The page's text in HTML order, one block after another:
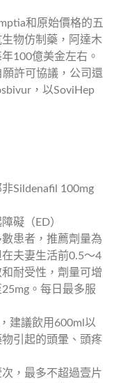
和原始價格的五
物仿制藥，阿達木
100億美金左右。
許可協議，公司還
，以SoviHep
Sildenafil 100mg
礙（ED）
患者，推薦劑量為
夫妻生活前0.5～4
耐受性，劑量可增
。每日最多服
建議飲用600ml以
引起的頭暈、頭疼
，最多不超過壹片